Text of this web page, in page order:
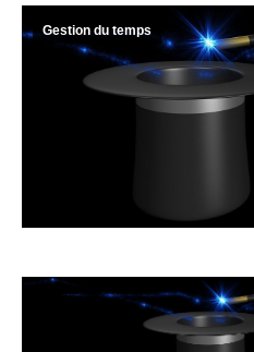
Gestion du temps